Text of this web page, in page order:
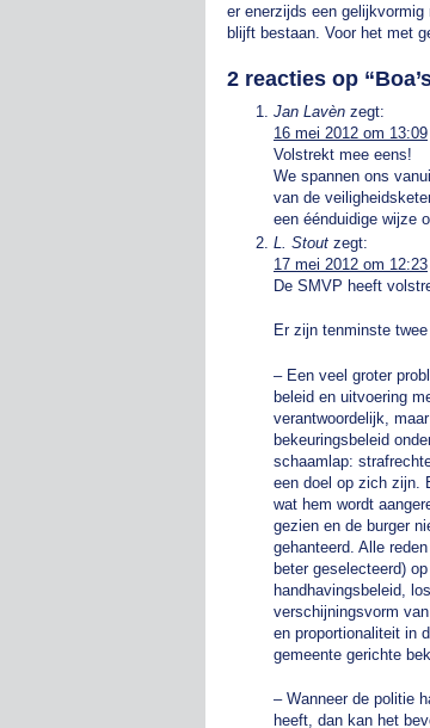
er enerzijds een
blijft bestaan. Voor het met
2 reacties op “
Jan Lavèn zegt:
16 mei 2012 om 13:09
Volstrekt mee eens!
We spannen ons
van de
een éénduidige wijze
L. Stout zegt:
17 mei 2012 om 12:23
De SMVP heeft
Er zijn tenminste
– Een veel groter
beleid en uitvoering
verantwoordelijk,
bekeuringsbeleid
schaamlap:
een doel op zich zijn.
wat hem wordt
gezien en de burger
gehanteerd. Alle
beter geselecteerd)
handhavingsbeleid,
verschijningsvorm
en proportionaliteit in
gemeente gerichte
– Wanneer de politie
heeft, dan kan het